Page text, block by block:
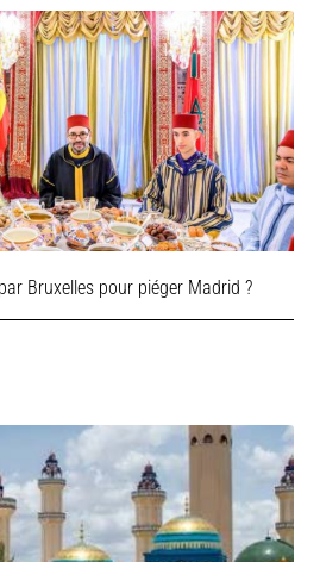
Bruxelles pour piéger Madrid ?